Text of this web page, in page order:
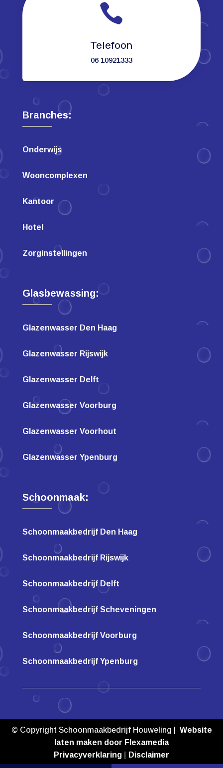

Telefoon
06 10921333
Branches:
Onderwijs
Wooncomplexen
Kantoor
Hotel
Zorginstellingen
Glasbewassing:
Glazenwasser Den Haag
Glazenwasser Rijswijk
Glazenwasser Delft
Glazenwasser Voorburg
Glazenwasser Voorhout
Glazenwasser Ypenburg
Schoonmaak:
Schoonmaakbedrijf Den Haag
Schoonmaakbedrijf Rijswijk
Schoonmaakbedrijf Delft
Schoonmaakbedrijf Scheveningen
Schoonmaakbedrijf Voorburg
Schoonmaakbedrijf Ypenburg
© Copyright Schoonmaakbedrijf Houweling | Website
laten maken door Flexamedia
Privacyverklaring
Disclaimer